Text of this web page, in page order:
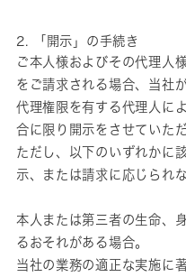
2. 「開示」の手続き
ご本人様およびその代理人
をご請求される場合、当社
代理権限を有する代理人に
合に限り開示をさせていただ
ただし、以下のいずれかに
示、または請求に応じられ
本人または第三者の生命、
るおそれがある場合。
当社の業務の適正な実施に